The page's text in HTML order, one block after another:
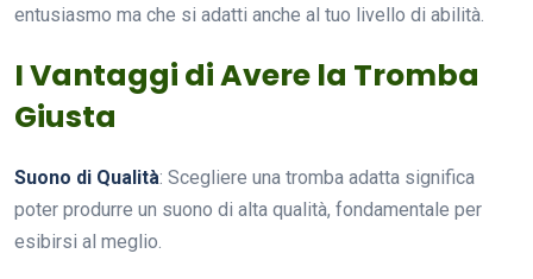
entusiasmo ma che si adatti anche al tuo livello di abilità.
I Vantaggi di Avere la Tromba
Giusta
Suono di Qualità: Scegliere una tromba adatta significa
poter produrre un suono di alta qualità, fondamentale per
esibirsi al meglio.